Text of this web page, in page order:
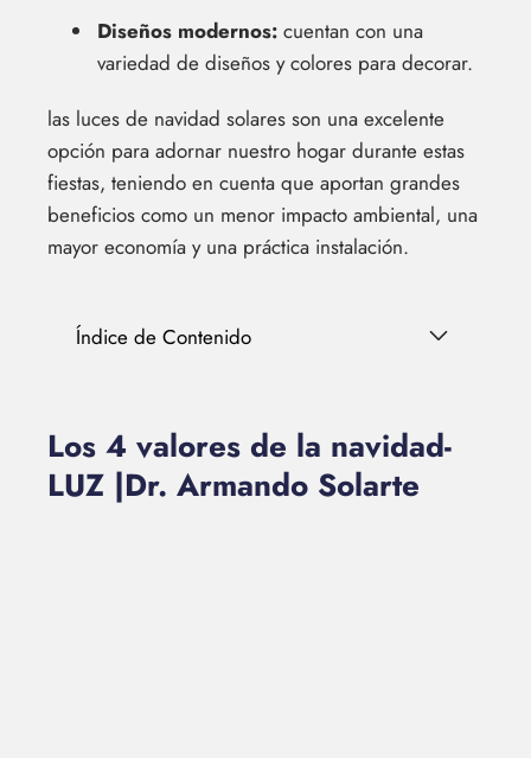
Diseños modernos: cuentan con una
variedad de diseños y colores para decorar.
las luces de navidad solares son una excelente
opción para adornar nuestro hogar durante estas
fiestas, teniendo en cuenta que aportan grandes
beneficios como un menor impacto ambiental, una
mayor economía y una práctica instalación.
Índice de Contenido
Los 4 valores de la navidad-
LUZ |Dr. Armando Solarte